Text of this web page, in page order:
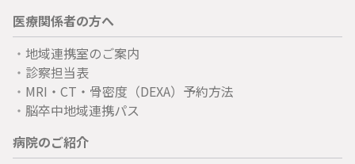
医療関係者の方へ
地域連携室のご案内
診察担当表
MRI・CT・骨密度（DEXA）予約方法
脳卒中地域連携パス
病院のご紹介